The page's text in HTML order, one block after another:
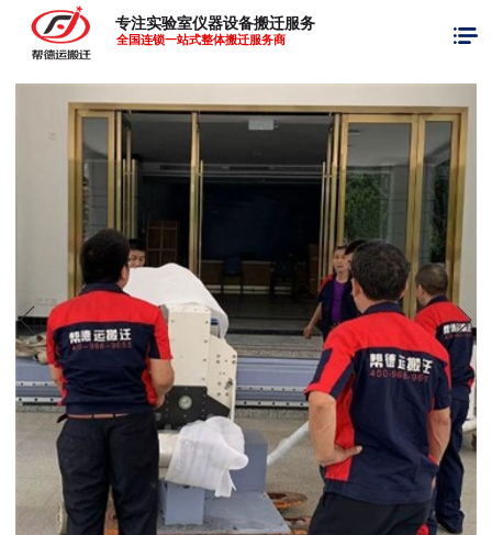
专注实验室仪器设备搬迁服务
全国连锁一站式整体搬迁服务商